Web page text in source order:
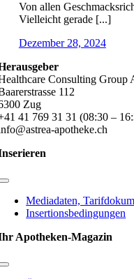
Von allen
Vielleicht gerade [...]
Dezember 28, 2024
Consulting Group
112
Zug
41 769 31 31 (08:30 –
apotheke.ch
Toggle
NavigationMediadaten,
Insertionsbedingungen
Apotheken-Magazin
Toggle